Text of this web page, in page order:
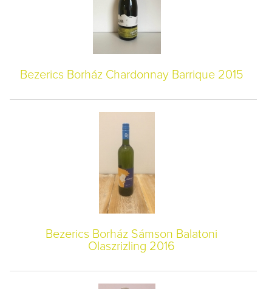
Bezerics Borház Chardonnay Barrique 2015
Bezerics Borház Sámson Balatoni
Olaszrizling 2016